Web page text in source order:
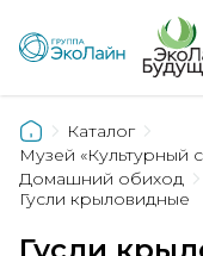
Каталог
Музей «Культурный
Домашний обиход
Гусли крыловидные